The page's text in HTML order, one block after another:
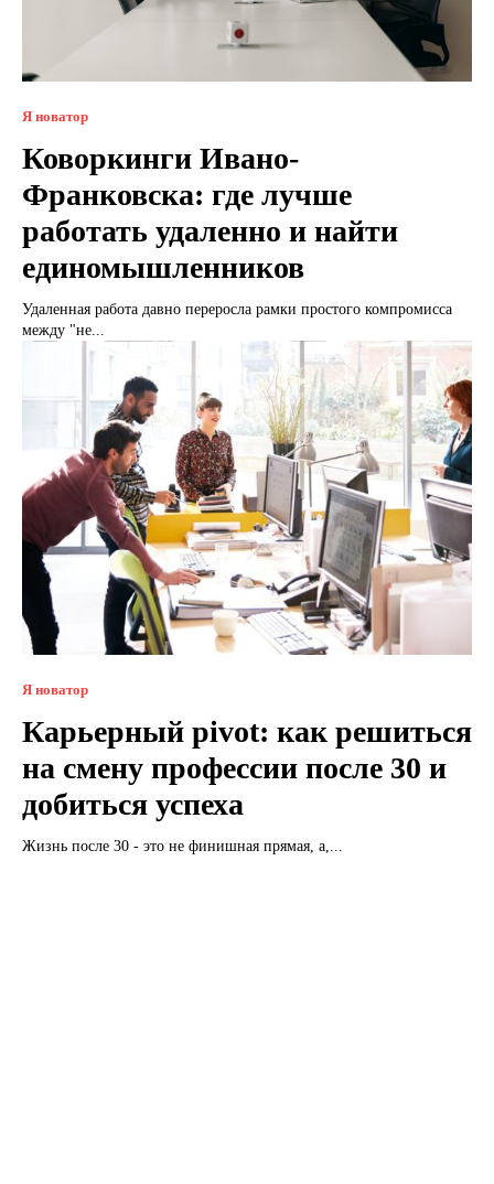
Я новатор
Коворкинги Ивано-
Франковска: где лучше
работать удаленно и найти
единомышленников
Удаленная работа давно переросла рамки простого компромисса
между "не...
Я новатор
Карьерный pivot: как решиться
на смену профессии после 30 и
добиться успеха
Жизнь после 30 - это не финишная прямая, а,...